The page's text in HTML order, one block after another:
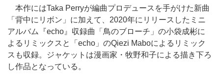
本作にはTaka Perryが編曲プロデュースを手がけた新曲
「背中にリボン」に加えて、2020年にリリースしたミニ
アルバム『echo』収録曲「鳥のブローチ」の小袋成彬に
よるリミックスと「echo」のQiezi Maboによるリミック
スも収録。ジャケットは漫画家・牧野和子による描き下ろ
し作品となっている。